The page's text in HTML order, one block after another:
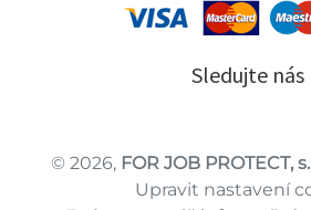
Sledujte nás
© 2026, FOR JOB PROTECT,
Upravit nastavení